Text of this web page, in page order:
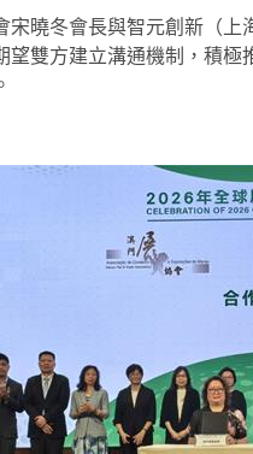
宋曉冬會長與智元創新（
望雙方建立溝通機制，積